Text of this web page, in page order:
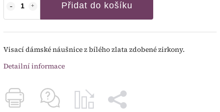
Přidat do košíku
Visací dámské náušnice z bílého zlata zdobené zirkony.
Detailní informace